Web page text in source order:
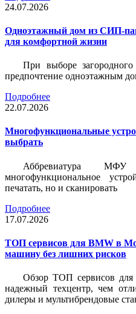
24.07.2026
Одноэтажный дом из СИП-
для комфортной жизни
При выборе
предпочтение одноэтажным
Подробнее
22.07.2026
Многофункциональные
выбрать
Аббревиатура МФУ
многофункциональное
печатать, но и сканировать
Подробнее
17.07.2026
ТОП сервисов для BMW в
машину без лишних рисков
Обзор ТОП сервисов
надежный техцентр, чем
дилеры и мультибрендовые